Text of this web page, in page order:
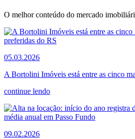
O melhor conteúdo do mercado
05.03.2026
A Bortolini Imóveis está entre as cinco
continue lendo
09.02.2026